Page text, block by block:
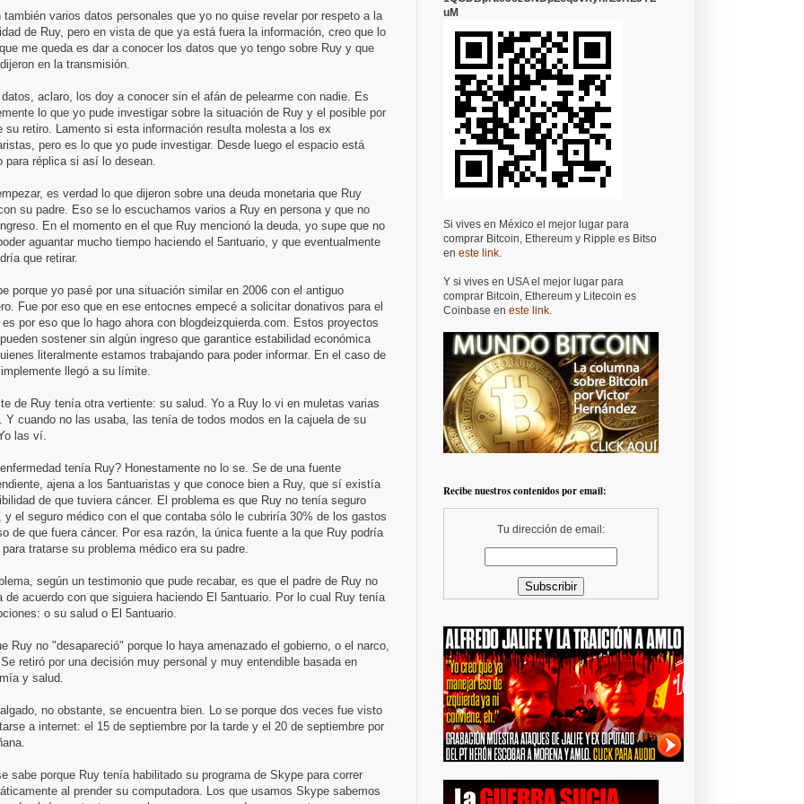
también varios datos personales que yo no quise revelar por respeto a la
de Ruy, pero en vista de que ya está fuera la información, creo que lo
me queda es dar a conocer los datos que yo tengo sobre Ruy y que
en la transmisión.
aclaro, los doy a conocer sin el afán de pelearme con nadie. Es
lo que yo pude investigar sobre la situación de Ruy y el posible por
su retiro. Lamento si esta información resulta molesta a los ex
pero es lo que yo pude investigar. Desde luego el espacio está
para réplica si así lo desean.
es verdad lo que dijeron sobre una deuda monetaria que Ruy
su padre. Eso se lo escuchamos varios a Ruy en persona y que no
En el momento en el que Ruy mencionó la deuda, yo supe que no
aguantar mucho tiempo haciendo el 5antuario, y que eventualmente
que retirar.
porque yo pasé por una situación similar en 2006 con el antiguo
Fue por eso que en ese entocnes empecé a solicitar donativos para el
por eso que lo hago ahora con blogdeizquierda.com. Estos proyectos
sostener sin algún ingreso que garantice estabilidad económica
literalmente estamos trabajando para poder informar. En el caso de
llegó a su límite.
de Ruy tenía otra vertiente: su salud. Yo a Ruy lo vi en muletas varias
Y cuando no las usaba, las tenía de todos modos en la cajuela de su
las ví.
tenía Ruy? Honestamente no lo se. Se de una fuente
ajena a los 5antuaristas y que conoce bien a Ruy, que sí existía
de que tuviera cáncer. El problema es que Ruy no tenía seguro
y el seguro médico con el que contaba sólo le cubriría 30% de los gastos
de que fuera cáncer. Por esa razón, la única fuente a la que Ruy podría
tratarse su problema médico era su padre.
según un testimonio que pude recabar, es que el padre de Ruy no
de acuerdo con que siguiera haciendo El 5antuario. Por lo cual Ruy tenía
o su salud o El 5antuario.
Ruy no "desapareció" porque lo haya amenazado el gobierno, o el narco,
retiró por una decisión muy personal y muy entendible basada en
y salud.
no obstante, se encuentra bien. Lo se porque dos veces fue visto
a internet: el 15 de septiembre por la tarde y el 20 de septiembre por
sabe porque Ruy tenía habilitado su programa de Skype para correr
al prender su computadora. Los que usamos Skype sabemos
uM
Si vives en México el mejor lugar para
comprar Bitcoin, Ethereum y Ripple es Bitso
en este link.
Y si vives en USA el mejor lugar para
comprar Bitcoin, Ethereum y Litecoin es
Coinbase en este link.
Recibe nuestros contenidos por email:
Tu dirección de email: